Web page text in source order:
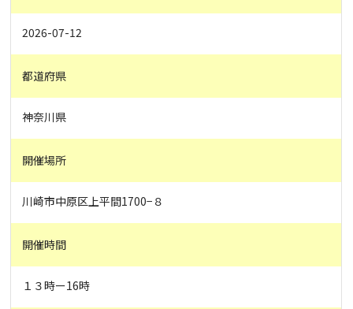
2026-07-12
都道府県
神奈川県
開催場所
川崎市中原区上平間1700−８
開催時間
１３時ー16時